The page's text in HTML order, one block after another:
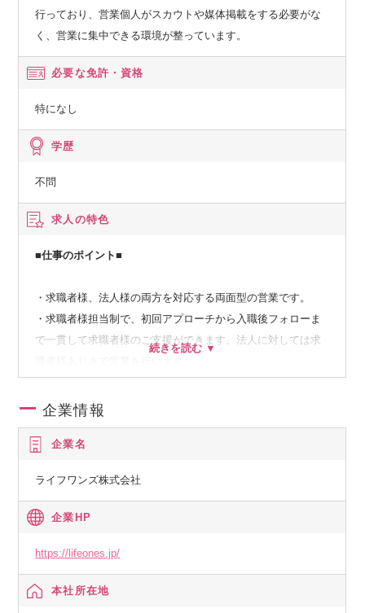
行っており、営業個人がスカウトや媒体掲載をする必要がな
く、営業に集中できる環境が整っています。
必要な免許・資格
特になし
学歴
不問
求人の特色
■仕事のポイント■
・求職者様、法人様の両方を対応する両面型の営業です。
・求職者様担当制で、初回アプローチから入職後フォローま
で一貫して求職者様のご支援ができます。法人に対しては求
で他媒体を利用しての集客やスカウトの必要はありません。
ります。
（成約手数料250万円/月）になります。
・スペシャリストへの昇格ラインは、決定人数6～7名/月ほど
200万円以上（決定人数15～20名）でスペシャリストに昇格が
可能です。
・マッチングは当社のデータベースを利用して自動化が進ん
企業情報
企業名
ライフワンズ株式会社
企業HP
https://lifeones.jp/
本社所在地